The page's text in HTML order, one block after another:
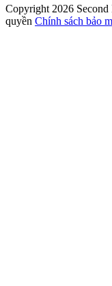
Copyright 2026
quyền Chính sách bảo